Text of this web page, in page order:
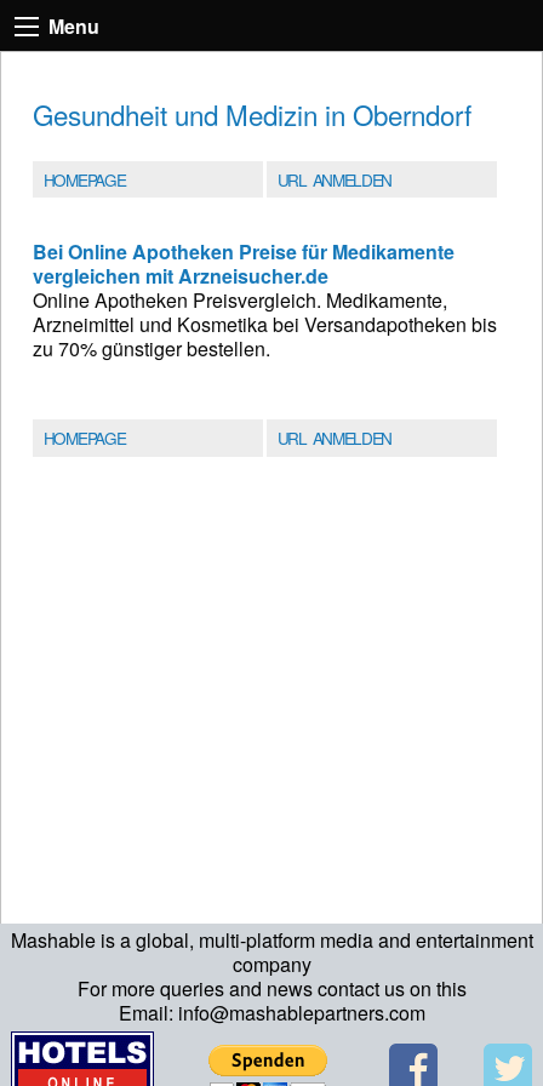
Mashable is a global, multi-platform media and entertainment
company
For more queries and news contact us on this
Email: info@mashablepartners.com
Menu
Gesundheit und Medizin in Oberndorf
HOMEPAGE URL ANMELDEN
Bei Online Apotheken Preise für Medikamente
vergleichen mit Arzneisucher.de
Online Apotheken Preisvergleich. Medikamente,
Arzneimittel und Kosmetika bei Versandapotheken bis
zu 70% günstiger bestellen.
HOMEPAGE URL ANMELDEN
ript>\n"; echo "\n"; echo "\n"; ?>>\n"; ?>